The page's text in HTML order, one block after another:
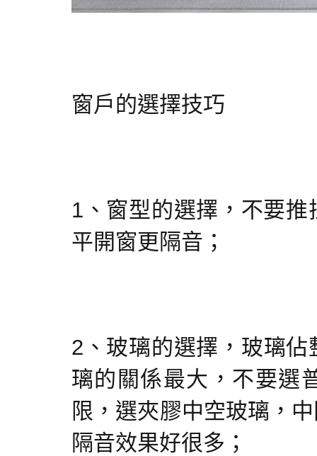
窗戶的選擇技巧
1、窗型的選擇，不要
平開窗更隔音；
2、玻璃的選擇，玻璃
璃的關係最大，不要選
限，選夾膠中空玻璃，
隔音效果好很多；